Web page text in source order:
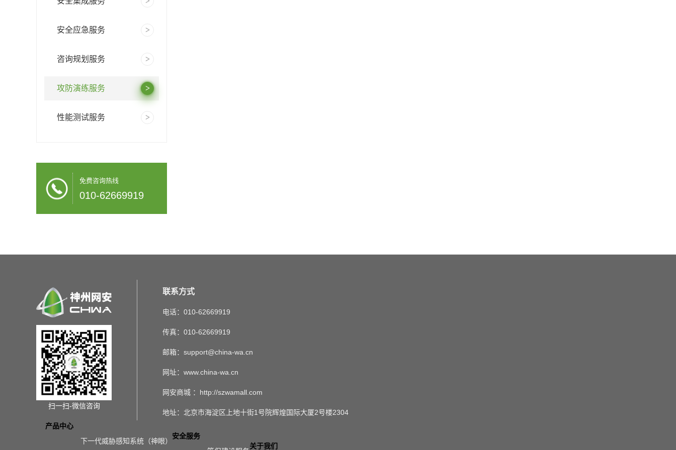
安全应急服务
咨询规划服务
攻防演练服务
性能测试服务
免费咨询热线
010-62669919
扫一扫-微信咨询
联系方式
电话：010-62669919
传真：010-62669919
邮箱：support@china-wa.cn
网址：www.china-wa.cn
网安商城 ：http://szwamall.com
地址：北京市海淀区上地十街1号院辉煌国际大厦2号楼2304
产品中心
下一代威胁感知系统（神眼）
安全服务
关于我们